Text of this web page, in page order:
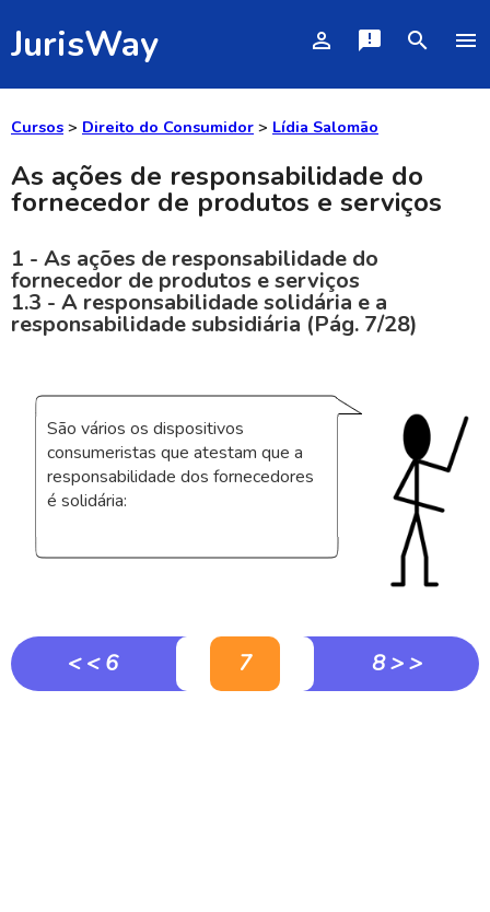
JurisWay person_outline announcement search menu
Cursos > Direito do Consumidor > Lídia Salomão
As ações de responsabilidade do
fornecedor de produtos e serviços
1 - As ações de responsabilidade do
fornecedor de produtos e serviços
1.3 - A responsabilidade solidária e a
responsabilidade subsidiária (Pág. 7/28)
São vários os dispositivos
consumeristas que atestam que a
responsabilidade dos fornecedores
é solidária:
< < 6 7 8 > >